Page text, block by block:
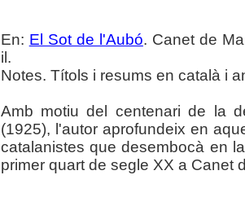
En: El Sot de l'Aubó. Canet de
il.
Notes. Títols i resums en català i
Amb motiu del centenari de la
(1925), l'autor aprofundeix en
catalanistes que desembocà en
primer quart de segle XX a Canet